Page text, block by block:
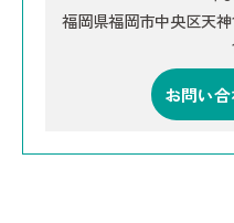
福岡県福岡市中央区天
お問い